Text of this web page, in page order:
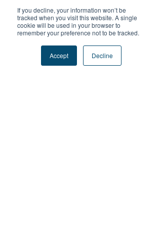
If you decline, your information won’t be
tracked when you visit this website. A single
cookie will be used in your browser to
remember your preference not to be tracked.
Accept Decline